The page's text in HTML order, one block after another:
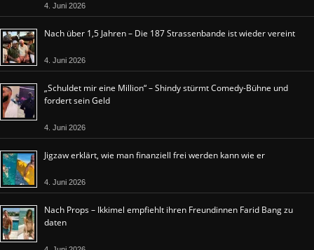
4. Juni 2026
Nach über 1,5 Jahren – Die 187 Strassenbande ist wieder vereint
4. Juni 2026
„Schuldet mir eine Million“ – Shindy stürmt Comedy-Bühne und
fordert sein Geld
4. Juni 2026
Jigzaw erklärt, wie man finanziell frei werden kann wie er
4. Juni 2026
Nach Props – Ikkimel empfiehlt ihren Freundinnen Farid Bang zu
daten